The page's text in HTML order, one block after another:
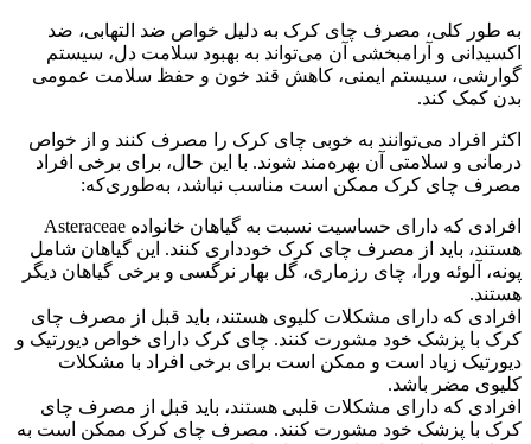
به طور کلی، مصرف چای کرک به دلیل خواص ضد التهابی، ضد
اکسیدانی و آرامبخشی آن می‌تواند به بهبود سلامت دل، سیستم
گوارشی، سیستم ایمنی، کاهش قند خون و حفظ سلامت عمومی
بدن کمک کند.
اکثر افراد می‌توانند به خوبی چای کرک را مصرف کنند و از خواص
درمانی و سلامتی آن بهره‌مند شوند. با این حال، برای برخی افراد
مصرف چای کرک ممکن است مناسب نباشد، به‌طوری‌که:
افرادی که دارای حساسیت نسبت به گیاهان خانواده Asteraceae
هستند، باید از مصرف چای کرک خودداری کنند. این گیاهان شامل
پونه، آلوئه ورا، چای رزماری، گل بهار نرگسی و برخی گیاهان دیگر
هستند.
افرادی که دارای مشکلات کلیوی هستند، باید قبل از مصرف چای
کرک با پزشک خود مشورت کنند. چای کرک دارای خواص دیورتیک و
دیورتیک زیاد است و ممکن است برای برخی افراد با مشکلات
کلیوی مضر باشد.
افرادی که دارای مشکلات قلبی هستند، باید قبل از مصرف چای
کرک با پزشک خود مشورت کنند. مصرف چای کرک ممکن است به